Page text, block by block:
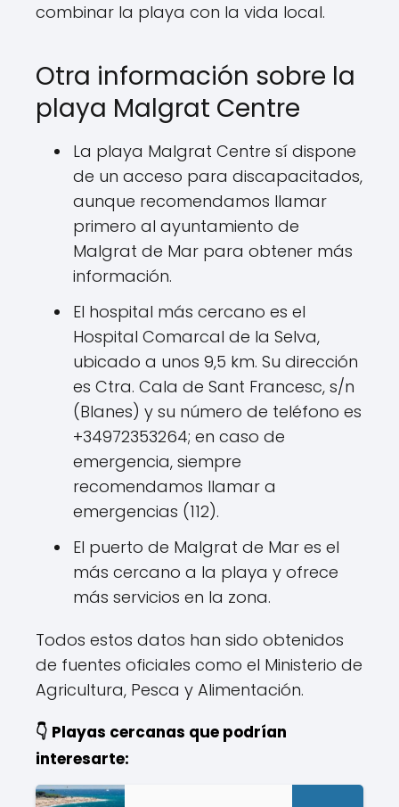
combinar la playa con la vida local.
Otra información sobre la
playa Malgrat Centre
La playa Malgrat Centre sí dispone
de un acceso para discapacitados,
aunque recomendamos llamar
primero al ayuntamiento de
Malgrat de Mar para obtener más
información.
El hospital más cercano es el
Hospital Comarcal de la Selva,
ubicado a unos 9,5 km. Su dirección
es Ctra. Cala de Sant Francesc, s/n
(Blanes) y su número de teléfono es
+34972353264; en caso de
emergencia, siempre
recomendamos llamar a
emergencias (112).
El puerto de Malgrat de Mar es el
más cercano a la playa y ofrece
más servicios en la zona.
Todos estos datos han sido obtenidos
de fuentes oficiales como el Ministerio de
Agricultura, Pesca y Alimentación.
👇 Playas cercanas que podrían
interesarte: